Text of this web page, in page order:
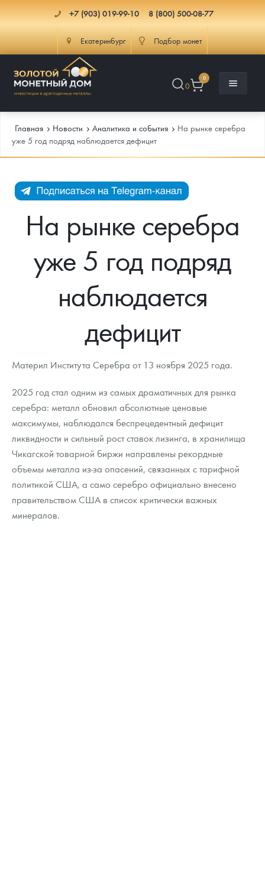
+7 (903) 019-99-10 8 (800) 500-08-77
Екатеринбург Подбор монет
0
0
Каталог Монет
Инвестиционные монеты
Иностранные
Памятные монеты России и СССР
Монеты Царской России
Монеты стран мира после 1950г
Монеты и жетоны ЗМД
Георгий Победоносец
Гарри Поттер
Год Лошади
Флот: ледоколы и корабли
Жетоны "Необыкновенные обитатели глубин"
Ювелирные изделия
Инфо
Как сделать заказ
Клуб ЗМД
Условия возврата
Политика конфиденциальности
Политика использования Cookies
Положение по обработке и защите персональных данных
Доставка
Подбор монет
Новости
Аналитика и события
Итоги 2025 года. Прогноз курсов золота, серебра, платины на
Письмо директору
Главная Новости Аналитика и события
На рынке серебра
уже 5 год подряд наблюдается дефицит
На рынке серебра
уже 5 год подряд
наблюдается
дефицит
Материл Института Серебра от 13 ноября 2025 года.
2025 год стал одним из самых драматичных для рынка
серебра: металл обновил абсолютные ценовые
максимумы, наблюдался беспрецедентный дефицит
ликвидности и сильный рост ставок лизинга, в хранилища
Чикагской товарной биржи направлены рекордные
объемы металла из-за опасений, связанных с тарифной
политикой США, а само серебро официально внесено
правительством США в список критически важных
минералов.